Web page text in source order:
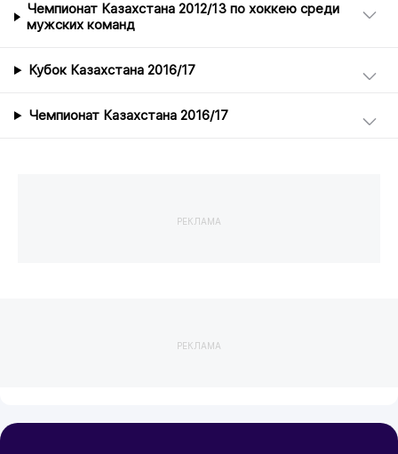
Чемпионат Казахстана 2012/13 по хоккею среди
мужских команд
Кубок Казахстана 2016/17
Чемпионат Казахстана 2016/17
РЕКЛАМА
РЕКЛАМА